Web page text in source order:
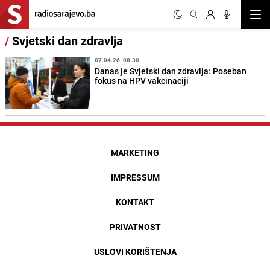
/Svjetski dan zdravlja
07.04.26. 08:30
Danas je Svjetski dan zdravlja: Poseban
fokus na HPV vakcinaciji
MARKETING
IMPRESSUM
KONTAKT
PRIVATNOST
USLOVI KORIŠTENJA